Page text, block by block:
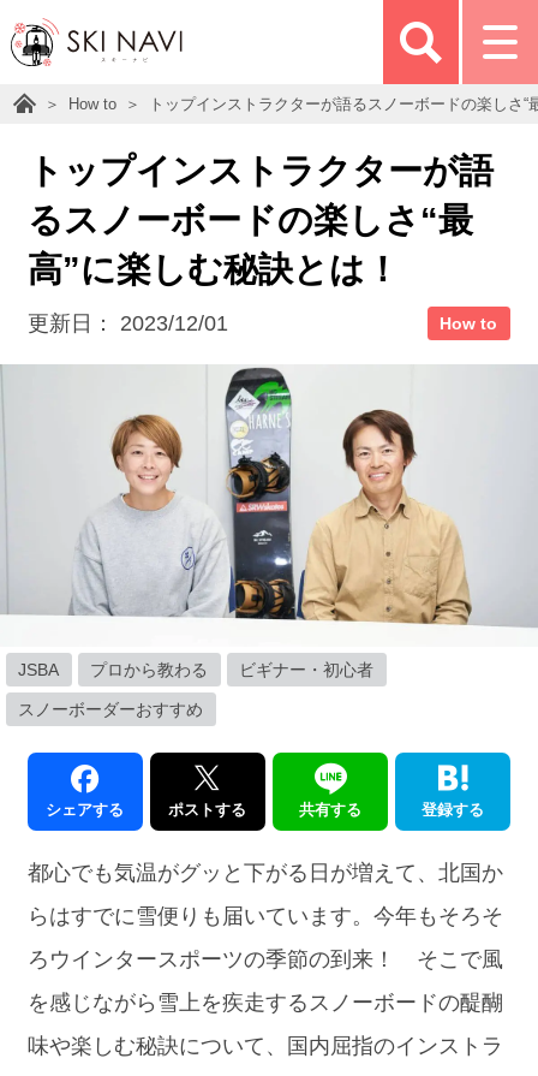
How to トップインストラクターが語るスノーボードの楽しさ“
トップインストラクターが語
るスノーボードの楽しさ“最
高”に楽しむ秘訣とは！
更新日： 2023/12/01 How to
JSBA プロから教わる ビギナー・初心者
スノーボーダーおすすめ
シェアする ポストする 共有する 登録する
都心でも気温がグッと下がる日が増えて、北国か
らはすでに雪便りも届いています。今年もそろそ
ろウインタースポーツの季節の到来！ そこで風
を感じながら雪上を疾走するスノーボードの醍醐
味や楽しむ秘訣について、国内屈指のインストラ